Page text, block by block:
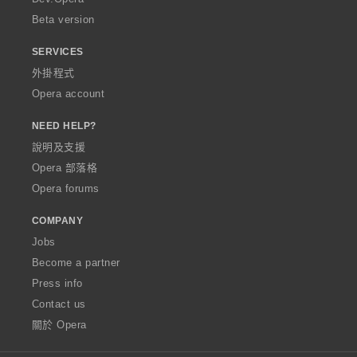
Beta version
SERVICES
外掛程式
Opera account
NEED HELP?
說明及支援
Opera 部落格
Opera forums
COMPANY
Jobs
Become a partner
Press info
Contact us
關於 Opera